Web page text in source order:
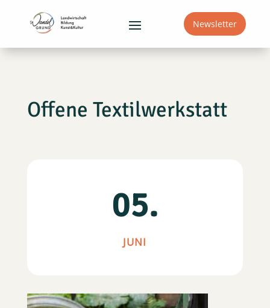
Newsletter
Offene Textilwerkstatt
05.
JUNI